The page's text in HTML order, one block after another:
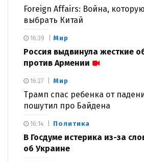
Foreign Affairs: Война,
выбрать Китай
Мир
Россия выдвинула жесткие
против Армении
16:39
Мир
Трамп спас ребенка от
пошутил про Байдена
16:27
Политика
В Госдуме истерика из-за
об Украине
16:14